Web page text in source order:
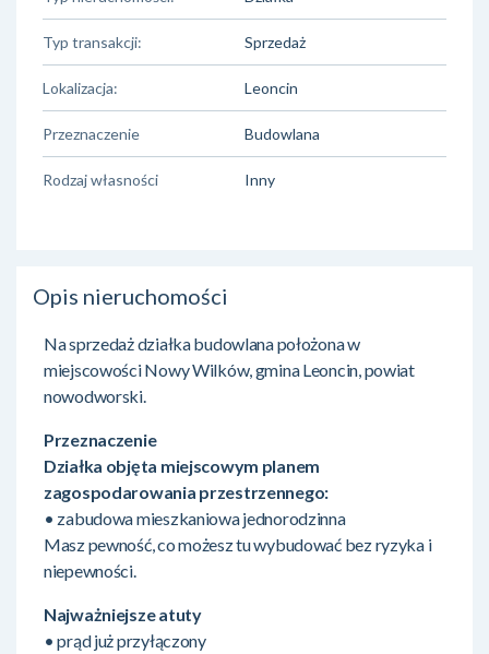
Typ transakcji: Sprzedaż
Lokalizacja: Leoncin
Przeznaczenie Budowlana
Rodzaj własności Inny
Opis nieruchomości
Na sprzedaż działka budowlana położona w
miejscowości Nowy Wilków, gmina Leoncin, powiat
nowodworski.
Przeznaczenie
Działka objęta miejscowym planem
zagospodarowania przestrzennego:
• zabudowa mieszkaniowa jednorodzinna
Masz pewność, co możesz tu wybudować bez ryzyka i
niepewności.
Najważniejsze atuty
• prąd już przyłączony